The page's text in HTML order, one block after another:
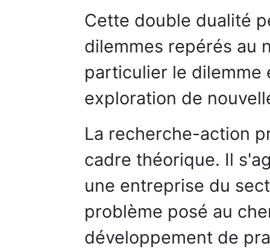
Cette double dualité
dilemmes repérés au
particulier le
exploration de
La recherche-action
cadre théorique. Il
une entreprise du
problème posé au
développement de